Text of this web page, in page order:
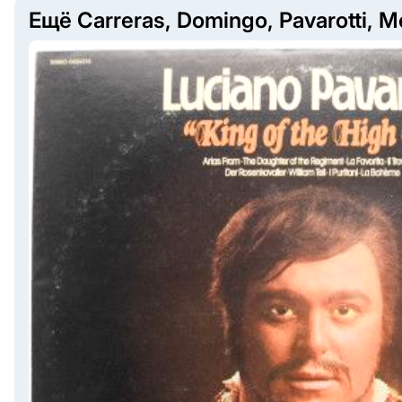
Ещё Carreras, Domingo, Pavarotti,